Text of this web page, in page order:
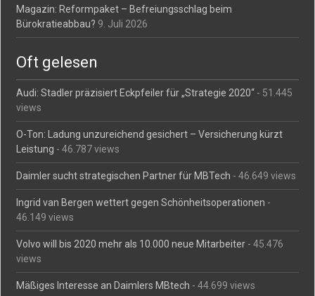
Magazin: Reformpaket – Befreiungsschlag beim
Bürokratieabbau? 9. Juli 2026
Oft gelesen
Audi: Stadler präzisiert Eckpfeiler für „Strategie 2020“ - 51.445
views
O-Ton: Ladung unzureichend gesichert – Versicherung kürzt
Leistung - 46.787 views
Daimler sucht strategischen Partner für MBTech - 46.649 views
Ingrid van Bergen wettert gegen Schönheitsoperationen -
46.149 views
Volvo will bis 2020 mehr als 10.000 neue Mitarbeiter - 45.476
views
Mäßiges Interesse an Daimlers MBtech - 44.699 views